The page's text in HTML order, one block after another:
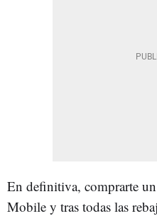
En definitiva, comprarte
Mobile y tras todas las